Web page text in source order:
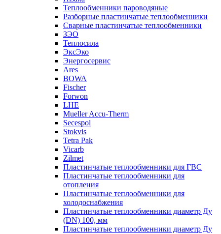
Теплообменники пароводяные
Разборные пластинчатые теплообменники
Сварные пластинчатые теплообменники
ЗЭО
Теплосила
ЭксЭко
Энергосервис
Ares
BOWA
Fischer
Forwon
LHE
Mueller Accu-Therm
Secespol
Stokvis
Tetra Pak
Vicarb
Zilmet
Пластинчатые теплообменники для ГВС
Пластинчатые теплообменники для
отопления
Пластинчатые теплообменники для
холодоснабжения
Пластинчатые теплообменники диаметр Ду
(DN) 100, мм
Пластинчатые теплообменники диаметр Ду